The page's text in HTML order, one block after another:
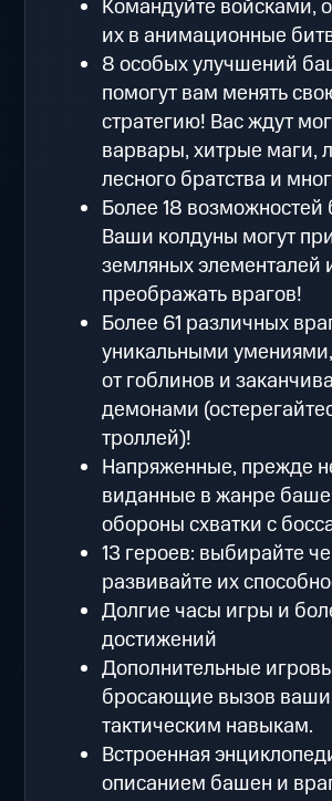
Командуйте войсками,
их в анимационные
8 особых улучшений
помогут вам менять
стратегию! Вас ждут
варвары, хитрые маги,
лесного братства и
Более 18
Ваши колдуны могут
земляных элементалей
преображать врагов!
Более 61 различных
уникальными
от гоблинов и
демонами
троллей)!
Напряженные, прежде
виданные в жанре
обороны схватки с
13 героев: выбирайте
развивайте их
Долгие часы игры и
достижений
Дополнительные
бросающие вызов
тактическим навыкам.
Встроенная
описанием башен и